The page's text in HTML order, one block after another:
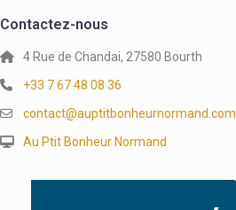
Contactez-nous
4 Rue de Chandai, 27580 Bourth
+33 7 67 48 08 36
contact@auptitbonheurnormand.com
Au Ptit Bonheur Normand